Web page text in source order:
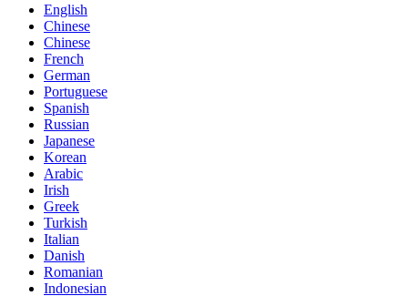
English
Chinese
Chinese
French
German
Portuguese
Spanish
Russian
Japanese
Korean
Arabic
Irish
Greek
Turkish
Italian
Danish
Romanian
Indonesian